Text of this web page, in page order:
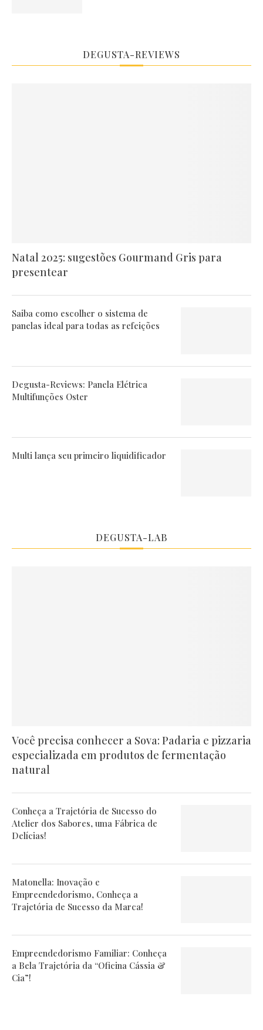
DEGUSTA-REVIEWS
Natal 2025: sugestões Gourmand Gris para
presentear
Saiba como escolher o sistema de
panelas ideal para todas as refeições
Degusta-Reviews: Panela Elétrica
Multifunções Oster
Multi lança seu primeiro liquidificador
DEGUSTA-LAB
Você precisa conhecer a Sova: Padaria e pizzaria
especializada em produtos de fermentação
natural
Conheça a Trajetória de Sucesso do
Atelier dos Sabores, uma Fábrica de
Delícias!
Matonella: Inovação e
Empreendedorismo, Conheça a
Trajetória de Sucesso da Marca!
Empreendedorismo Familiar: Conheça
a Bela Trajetória da “Oficina Cássia &
Cia”!